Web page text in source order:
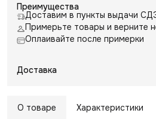
Преимущества
Доставим в пункты выдачи
Примерьте товары и верните
Оплаивайте после примерки
Доставка
О товаре Характеристики